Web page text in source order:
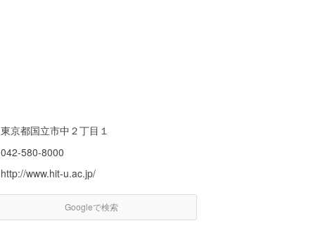
東京都国立市中２丁目１
042-580-8000
http://www.hit-u.ac.jp/
Googleで検索